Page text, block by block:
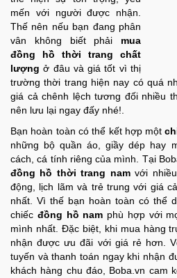
mến với người được nhận.
Thế nên nếu bạn đang phân
vân không biết phải mua
đồng hồ thời trang chất
lượng ở đâu và giá tốt vì thị
trường thời trang hiện nay có quá
giá cả chênh lệch tương đối nhiều
nên lưu lại ngay đấy nhé!.
Bạn hoàn toàn có thể kết hợp một
những bộ quần áo, giầy dép hay
cách, cá tính riêng của mình. Tại
đồng hồ thời trang namvới
động, lịch lãm và trẻ trung với giá
nhất. Vì thế bạn hoàn toàn có thể
chiếc đồng hồ nam phù hợp với
mình nhất. Đặc biệt, khi mua hàng
nhận được ưu đãi với giá rẻ hơn.
tuyến và thanh toán ngay khi nhận
khách hàng chu đáo, Boba.vn cam